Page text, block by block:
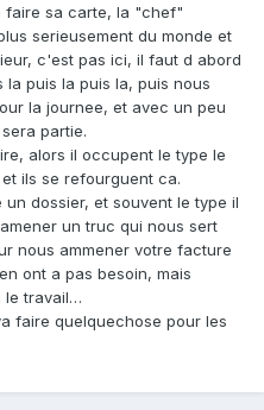
faire sa carte, la "chef"
serieusement du monde et
c'est pas ici, il faut d abord
la puis la puis la, puis nous
la journee, et avec un peu
partie.
alors il occupent le type le
ils se refourguent ca.
dossier, et souvent le type il
un truc qui nous sert
nous ammener votre facture
ont a pas besoin, mais
le travail…
faire quelquechose pour les